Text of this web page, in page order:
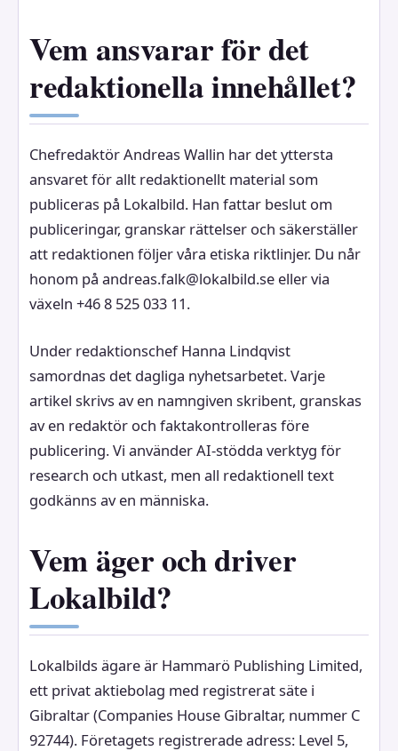
Vem ansvarar för det
redaktionella innehållet?
Chefredaktör Andreas Wallin har det yttersta
ansvaret för allt redaktionellt material som
publiceras på Lokalbild. Han fattar beslut om
publiceringar, granskar rättelser och säkerställer
att redaktionen följer våra etiska riktlinjer. Du når
honom på andreas.falk@lokalbild.se eller via
växeln +46 8 525 033 11.
Under redaktionschef Hanna Lindqvist
samordnas det dagliga nyhetsarbetet. Varje
artikel skrivs av en namngiven skribent, granskas
av en redaktör och faktakontrolleras före
publicering. Vi använder AI-stödda verktyg för
research och utkast, men all redaktionell text
godkänns av en människa.
Vem äger och driver
Lokalbild?
Lokalbilds ägare är Hammarö Publishing Limited,
ett privat aktiebolag med registrerat säte i
Gibraltar (Companies House Gibraltar, nummer C
92744). Företagets registrerade adress: Level 5,